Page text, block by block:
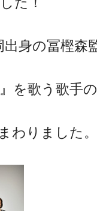
身の冨樫森
を歌う歌手
わりました。